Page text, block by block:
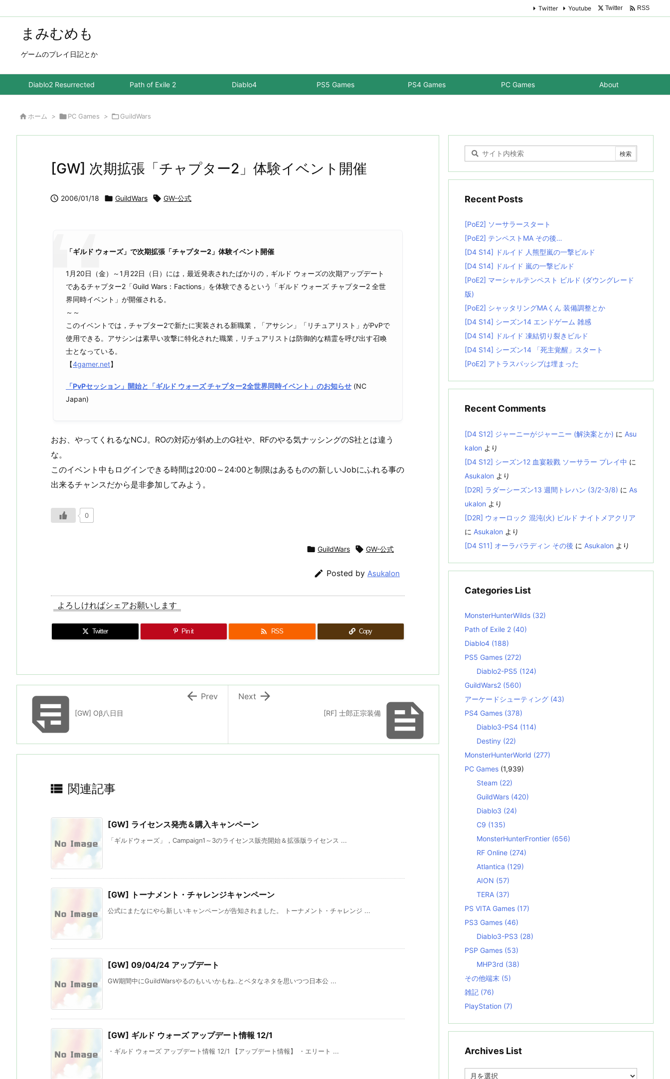
まみむめも
ゲームのプレイ日記とか
Diablo2 Resurrected Path of Exile 2 Diablo4 PS5 Games PS4 Games PC Games About
Twitter Youtube Twitter  RSS
 ホーム > PC Games > GuildWars
[GW] 次期拡張「チャプター2」体験イベント開催
 2006/01/18  GuildWars  GW-公式
「ギルド ウォーズ」で次期拡張「チャプター2」体験イベント開催
1月20日（金）～1月22日（日）には，最近発表されたばかりの，ギルド ウォーズの次期アップデート
であるチャプター2「Guild Wars：Factions」を体験できるという「ギルド ウォーズ チャプター2 全世
界同時イベント」が開催される。
～～
このイベントでは，チャプター2で新たに実装される新職業，「アサシン」「リチュアリスト」がPvPで
使用できる。アサシンは素早い攻撃に特化された職業，リチュアリストは防御的な精霊を呼び出す召喚
士となっている。
【4gamer.net】
「PvPセッション」開始と「ギルド ウォーズ チャプター2全世界同時イベント」のお知らせ (NC
Japan)
おお、やってくれるなNCJ。ROの対応が斜め上のG社や、RFのやる気ナッシングのS社とは違う
な。
このイベント中もログインできる時間は20:00～24:00と制限はあるものの新しいJobにふれる事の
出来るチャンスだから是非参加してみよう。
0
 GuildWars  GW-公式
 Posted by Asukalon
よろしければシェアお願いします
Twitter Pin it  RSS Copy

[RF] 士郎正宗装備

Next
[GW] Oβ八日目
 Prev
 関連記事
[GW] ライセンス発売＆購入キャンペーン
「ギルドウォーズ」，Campaign1～3のライセンス販売開始＆拡張版ライセンス ...
[GW] トーナメント・チャレンジキャンペーン
公式にまたなにやら新しいキャンペーンが告知されました。 トーナメント・チャレンジ ...
[GW] 09/04/24 アップデート
GW期間中にGuildWarsやるのもいいかもね..とベタなネタを思いつつ日本公 ...
[GW] ギルド ウォーズ アップデート情報 12/1
・ギルド ウォーズ アップデート情報 12/1 【アップデート情報】 ・エリート ...
Recent Posts
[PoE2] ソーサラースタート
[PoE2] テンペストMA その後…
[D4 S14] ドルイド 人熊型嵐の一撃ビルド
[D4 S14] ドルイド 嵐の一撃ビルド
[PoE2] マーシャルテンペスト ビルド (ダウングレード
版)
[PoE2] シャッタリングMAくん 装備調整とか
[D4 S14] シーズン14 エンドゲーム 雑感
[D4 S14] ドルイド 凍結切り裂きビルド
[D4 S14] シーズン14 「死主覚醒」スタート
[PoE2] アトラスパッシブは埋まった
Recent Comments
[D4 S12] ジャーニーがジャーニー (解決案とか) に Asu
kalon より
[D4 S12] シーズン12 血宴殺戮 ソーサラー プレイ中 に
Asukalon より
[D2R] ラダーシーズン13 週間トレハン (3/2-3/8) に As
ukalon より
[D2R] ウォーロック 混沌(火) ビルド ナイトメアクリア
に Asukalon より
[D4 S11] オーラパラディン その後 に Asukalon より
Categories List
MonsterHunterWilds (32)
Path of Exile 2 (40)
Diablo4 (188)
PS5 Games (272)
Diablo2-PS5 (124)
GuildWars2 (560)
アーケードシューティング (43)
PS4 Games (378)
Diablo3-PS4 (114)
Destiny (22)
MonsterHunterWorld (277)
PC Games (1,939)
Steam (22)
GuildWars (420)
Diablo3 (24)
C9 (135)
MonsterHunterFrontier (656)
RF Online (274)
Atlantica (129)
AION (57)
TERA (37)
PS VITA Games (17)
PS3 Games (46)
Diablo3-PS3 (28)
PSP Games (53)
MHP3rd (38)
その他端末 (5)
雑記 (76)
PlayStation (7)
Archives List